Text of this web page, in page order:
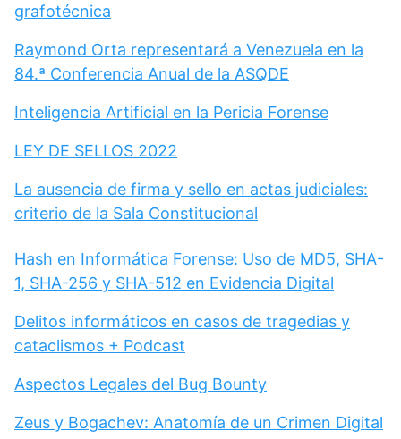
grafotécnica
Raymond Orta representará a Venezuela en la
84.ª Conferencia Anual de la ASQDE
Inteligencia Artificial en la Pericia Forense
LEY DE SELLOS 2022
La ausencia de firma y sello en actas judiciales:
criterio de la Sala Constitucional
Hash en Informática Forense: Uso de MD5, SHA-
1, SHA-256 y SHA-512 en Evidencia Digital
Delitos informáticos en casos de tragedias y
cataclismos + Podcast
Aspectos Legales del Bug Bounty
Zeus y Bogachev: Anatomía de un Crimen Digital